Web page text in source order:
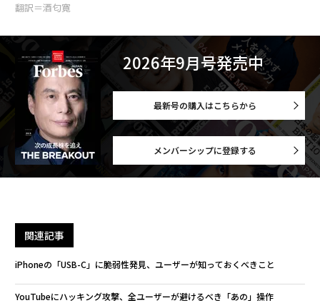
翻訳＝酒匂寛
2026年9月号発売中
最新号の購入はこちらから
メンバーシップに登録する
関連記事
iPhoneの「USB-C」に脆弱性発見、ユーザーが知っておくべきこと
YouTubeにハッキング攻撃、全ユーザーが避けるべき「あの」操作